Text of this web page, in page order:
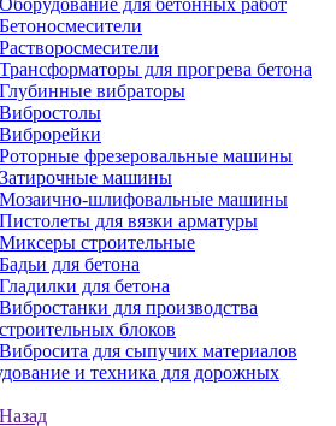
Оборудование для бетонных работ
Бетоносмесители
Растворосмесители
Трансформаторы для прогрева бетона
Глубинные вибраторы
Вибростолы
Виброрейки
Роторные фрезеровальные машины
Затирочные машины
Мозаично-шлифовальные машины
Пистолеты для вязки арматуры
Миксеры строительные
Бадьи для бетона
Гладилки для бетона
Вибростанки для производства
строительных блоков
Вибросита для сыпучих материалов
и техника для дорожных
Назад